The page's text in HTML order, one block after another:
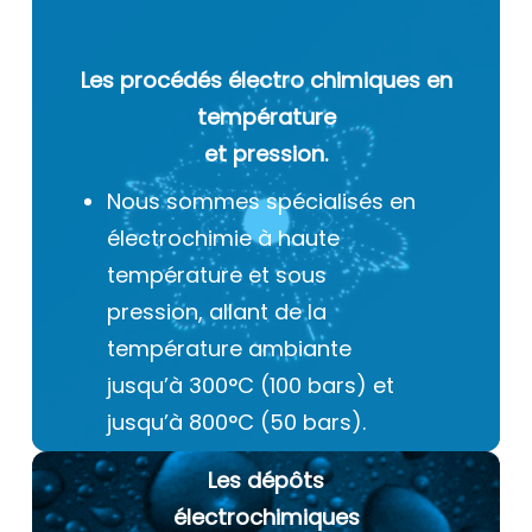
Les procédés électro chimiques en
température
et pression.
Nous sommes spécialisés en
électrochimie à haute
température et sous
pression, allant de la
température ambiante
jusqu’à 300°C (100 bars) et
jusqu’à 800°C (50 bars).
Les dépôts
électrochimiques